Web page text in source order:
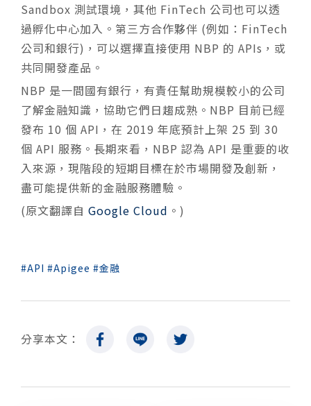
Sandbox 測試環境，其他 FinTech 公司也可以透
過孵化中心加入。第三方合作夥伴 (例如：FinTech
公司和銀行)，可以選擇直接使用 NBP 的 APIs，或
共同開發產品。
NBP 是一間國有銀行，有責任幫助規模較小的公司
了解金融知識，協助它們日趨成熟。NBP 目前已經
發布 10 個 API，在 2019 年底預計上架 25 到 30
個 API 服務。長期來看，NBP 認為 API 是重要的收
入來源，現階段的短期目標在於市場開發及創新，
盡可能提供新的金融服務體驗。
(原文翻譯自 Google Cloud 。)
API Apigee 金融
分享本文：